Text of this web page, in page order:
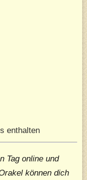
enthalten
Tag online und
können dich